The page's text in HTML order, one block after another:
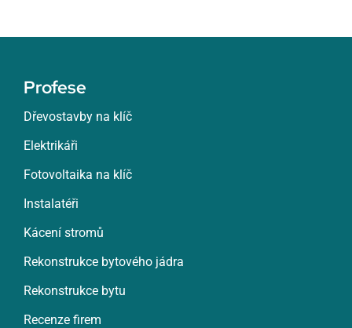
Profese
Dřevostavby na klíč
Elektrikáři
Fotovoltaika na klíč
Instalatéři
Kácení stromů
Rekonstrukce bytového jádra
Rekonstrukce bytu
Recenze firem